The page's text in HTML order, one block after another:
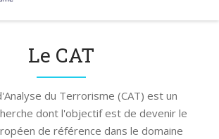
Le CAT
du Terrorisme (CAT) est un
dont l'objectif est de devenir le
de référence dans le domaine